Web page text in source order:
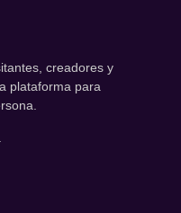
creadores y
plataforma para